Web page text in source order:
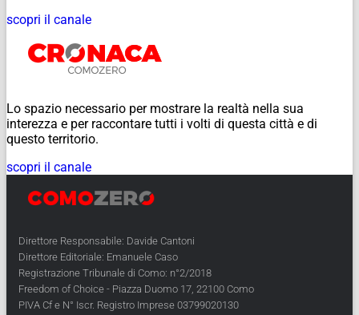
scopri il canale
Lo spazio necessario per mostrare la realtà nella sua
interezza e per raccontare tutti i volti di questa città e di
questo territorio.
scopri il canale
Direttore Responsabile: Davide Cantoni
Direttore Editoriale: Emanuele Caso
Registrazione Tribunale di Como: n°2/2018
Freedom of Choice - Piazza Duomo 17, 22100 Como
PIVA Cf e N° Iscr. Registro Imprese 03799020130